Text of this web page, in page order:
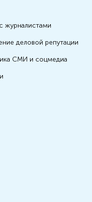
журналистами
деловой репутации
СМИ и соцмедиа